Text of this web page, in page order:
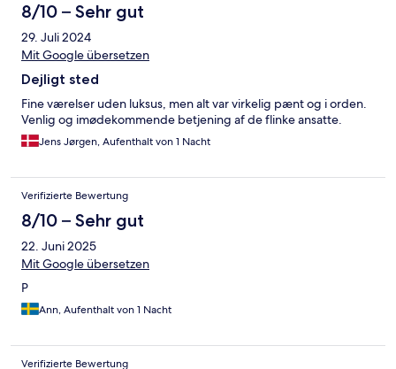
8/10 – Sehr gut
29. Juli 2024
Mit Google übersetzen
Dejligt sted
Fine værelser uden luksus, men alt var virkelig pænt og i orden.
Venlig og imødekommende betjening af de flinke ansatte.
Jens Jørgen, Aufenthalt von 1 Nacht
Verifizierte Bewertung
8/10 – Sehr gut
22. Juni 2025
Mit Google übersetzen
P
Ann, Aufenthalt von 1 Nacht
Verifizierte Bewertung